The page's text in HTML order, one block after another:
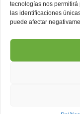
tecnologías nos
las identificaciones
puede afectar